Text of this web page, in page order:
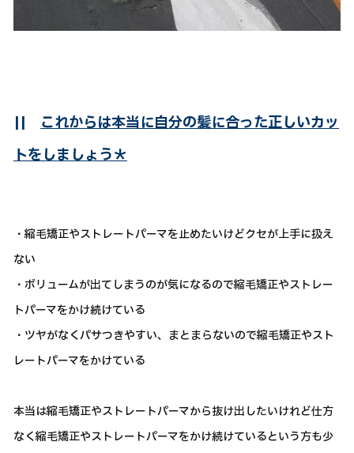
|| これからは本当に自分の髪に合った正しいカッ
トをしましょう＊
・縮毛矯正やストレートパーマを止めたいけどクセが上手に扱え
ない
・ボリュームが出てしまうのが気になるので縮毛矯正やストレー
トパーマをかけ続けている
・ツヤがなくパサつきやすい、まとまらないので縮毛矯正やスト
レートパーマをかけている
本当は縮毛矯正やストレートパーマから抜け出したいけれど仕方
なく縮毛矯正やストレートパーマをかけ続けているという方も少